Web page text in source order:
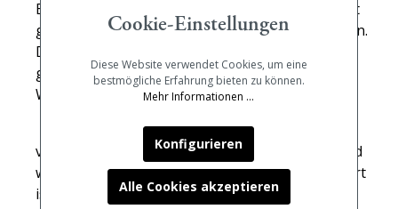
Eine höhere Füllkraft isoliert besser und mindert
gleichzeitig das Volumen und Gewicht der Decken.
Dadurch fühlt sich die Decke Federleicht an und
gewährleistet trotzdem eine hervorragende
Wärmeregulierung.
Die absolute Spitzenqualität ist der Eiderdaune
vorbehalten. Sie ist die hochwertigste Daune und
wird von der Eiderente gewonnen. Diese Entenart
ist in Island, Nordamerika und Skandinavien
Cookie-Einstellungen
Diese Website verwendet Cookies, um eine
bestmögliche Erfahrung bieten zu können.
Mehr Informationen ...
Konfigurieren
Alle Cookies akzeptieren